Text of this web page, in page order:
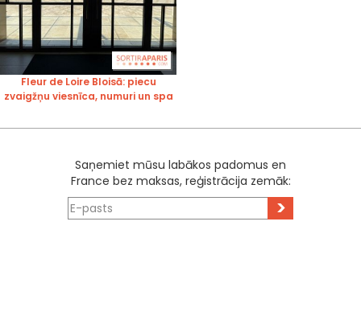
Fleur de Loire Bloisā: piecu
zvaigžņu viesnīca, numuri un spa
Saņemiet mūsu labākos padomus en
France bez maksas, reģistrācija zemāk:
>